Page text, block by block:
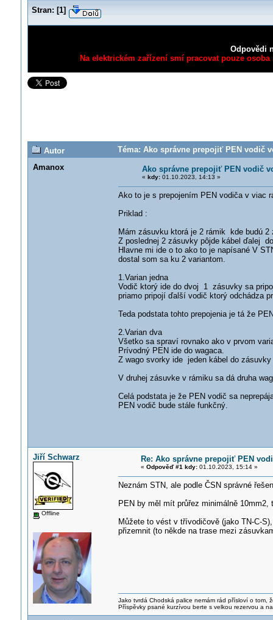
Stran: [1]
Odpovědi
Na elektrickém zařízení smí pracovat pouze
Autor
Téma: Ako správne prepojiť PEN vodič
Amanox
Ako správne prepojiť PEN vodič
« kdy:01.10.2023, 14:13 »
Ako to je s prepojením PEN vodiča v viac
Priklad :
Mám zásuvku ktorá je 2 rámik kde budú 2
Z poslednej 2 zásuvky pôjde kábel ďalej
Hlavne mi ide o to ako to je napísané V
dostal som sa ku 2 variantom.
1.Varian jedna
Vodič ktorý ide do dvoj 1 zásuvky sa
priamo pripojí ďalší vodič ktorý odchádza
Teda podstata tohto prepojenia je tá že
2.Varian dva
Všetko sa spraví rovnako ako v prvom
Prívodný PEN ide do wagaca.
Z wago svorky ide jeden kábel do
V druhej zásuvke v rámiku sa dá druha
Celá podstata je že PEN vodič sa
PEN vodič bude stále funkčný.
Jiří Schwarz
Offline
Re: Ako správne prepojiť PEN
« Odpověď #1 kdy:01.10.2023, 15:14 »
Neznám STN, ale podle ČSN správné
PEN by měl mít průřez minimálně
Můžete to vést v třívodičově (jako TN-C-
přizemnit (to někde na trase mezi
Jako tvrdá Chodská palice nemám rád přísloví o tom,
Příspěvky psané kurzívou berte s velkou rezervou a